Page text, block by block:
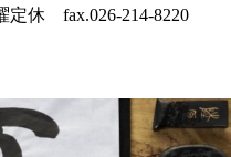
定休 fax.026-214-8220